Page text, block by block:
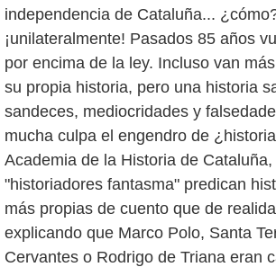
independencia de Cataluña...
¡unilateralmente! Pasados 85 años
por encima de la ley. Incluso van
su propia historia, pero una historia
sandeces, mediocridades y
mucha culpa el engendro de
Academia de la Historia de
"historiadores fantasma" predican
más propias de cuento que de
explicando que Marco Polo, Santa
Cervantes o Rodrigo de Triana eran